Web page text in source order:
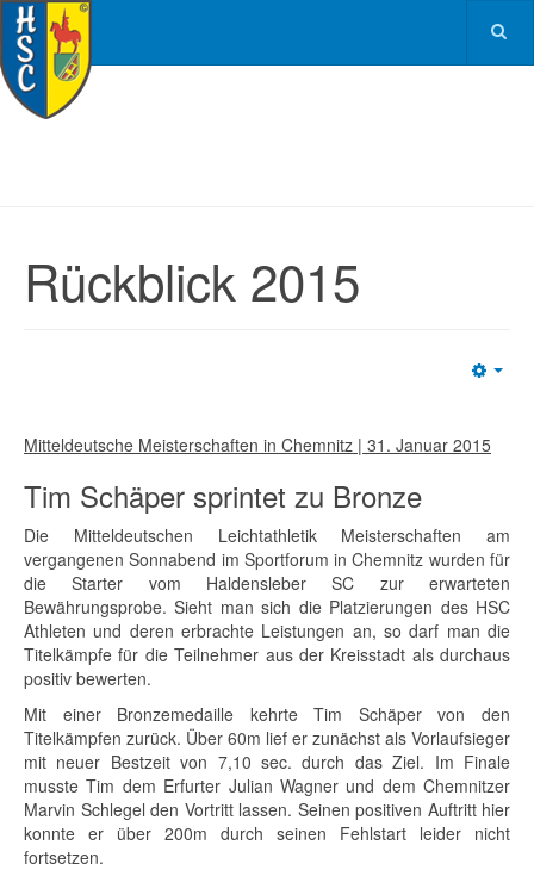
Rückblick 2015
Mitteldeutsche Meisterschaften in Chemnitz | 31. Januar 2015
Tim Schäper sprintet zu Bronze
Die Mitteldeutschen Leichtathletik Meisterschaften am
vergangenen Sonnabend im Sportforum in Chemnitz wurden für
die Starter vom Haldensleber SC zur erwarteten
Bewährungsprobe. Sieht man sich die Platzierungen des HSC
Athleten und deren erbrachte Leistungen an, so darf man die
Titelkämpfe für die Teilnehmer aus der Kreisstadt als durchaus
positiv bewerten.
Mit einer Bronzemedaille kehrte Tim Schäper von den
Titelkämpfen zurück. Über 60m lief er zunächst als Vorlaufsieger
mit neuer Bestzeit von 7,10 sec. durch das Ziel. Im Finale
musste Tim dem Erfurter Julian Wagner und dem Chemnitzer
Marvin Schlegel den Vortritt lassen. Seinen positiven Auftritt hier
konnte er über 200m durch seinen Fehlstart leider nicht
fortsetzen.